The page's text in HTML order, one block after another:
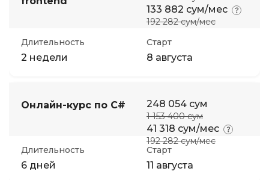
133 882 сум/мес
192 282 сум/мес
Длительность
2 недели
Старт
8 августа
Онлайн-курс по C# 248 054 сум
1 153 400 сум
41 318 сум/мес
192 282 сум/мес
Длительность
6 дней
Старт
11 августа